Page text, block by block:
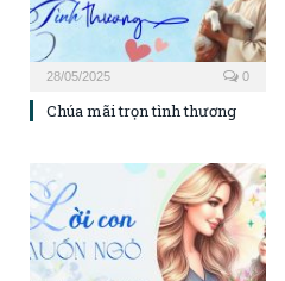
28/05/2025 0
Chúa mãi trọn tình thương